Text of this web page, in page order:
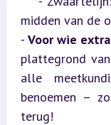
midden van de
- Voor wie
plattegrond
alle
benoemen –
terug!